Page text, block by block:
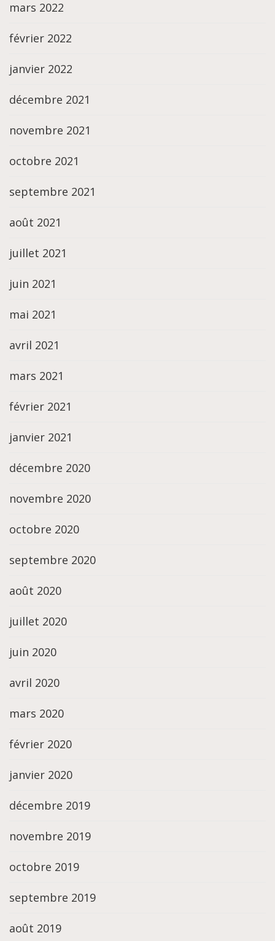
mars 2022
février 2022
janvier 2022
décembre 2021
novembre 2021
octobre 2021
septembre 2021
août 2021
juillet 2021
juin 2021
mai 2021
avril 2021
mars 2021
février 2021
janvier 2021
décembre 2020
novembre 2020
octobre 2020
septembre 2020
août 2020
juillet 2020
juin 2020
avril 2020
mars 2020
février 2020
janvier 2020
décembre 2019
novembre 2019
octobre 2019
septembre 2019
août 2019